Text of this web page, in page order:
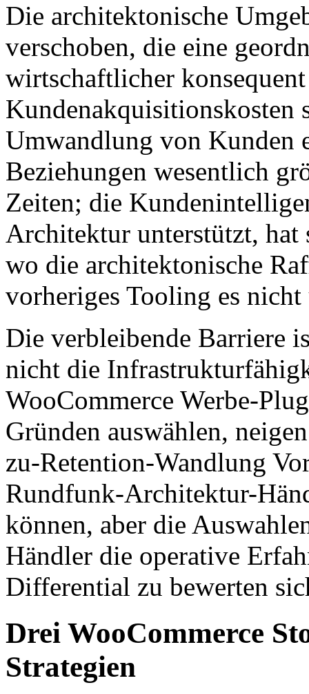
Die architektonische
verschoben, die eine
wirtschaftlicher
Kundenakquisitionskosten
Umwandlung von Kunden
Beziehungen wesentlich
Zeiten; die
Architektur unterstützt,
wo die architektonische
vorheriges Tooling es
Die verbleibende Barriere
nicht die
WooCommerce Werbe-
Gründen auswählen,
zu-Retention-Wandlung
Rundfunk-Architektur-
können, aber die
Händler die operative
Differential zu bewerten
Drei WooCommerce
Strategien